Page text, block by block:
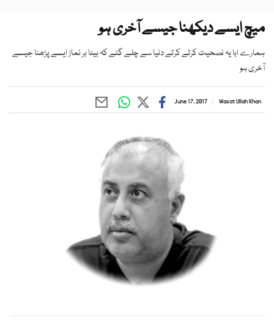
میچ ایسے دیکھنا جیسے آخری ہو
ہمارے ابا یہ نصحیت کرتے کرتے دنیا سے چلے گئے کہ بیٹا ہر نماز ایسے پڑھنا جیسے
آخری ہو
Wasat Ullah Khan
June 17, 2017